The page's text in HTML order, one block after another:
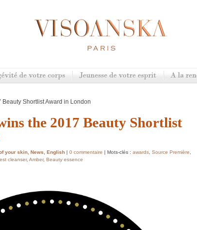
Shortlist Award in London
the 2017 Beauty Shortlist
your skin News English | 0 commentaire | Mots-clés : awards Source Première
cleanser, Amber, Beauty essence